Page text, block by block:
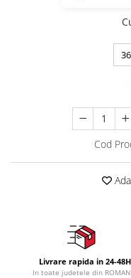
36
Cod
Livrare rapida in 24-48H
In toate judetele din